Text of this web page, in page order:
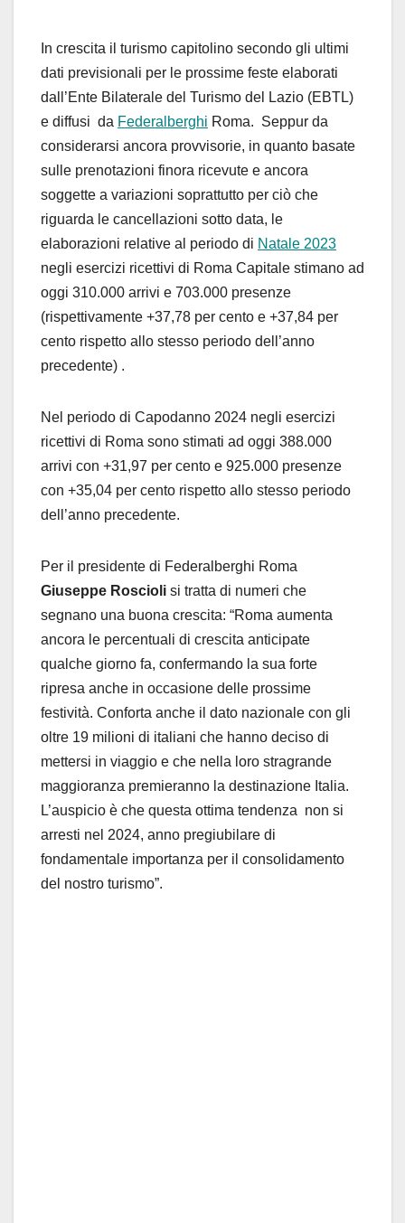
In crescita il turismo capitolino secondo gli ultimi
dati previsionali per le prossime feste elaborati
dall’Ente Bilaterale del Turismo del Lazio (EBTL)
e diffusi da Federalberghi Roma. Seppur da
considerarsi ancora provvisorie, in quanto basate
sulle prenotazioni finora ricevute e ancora
soggette a variazioni soprattutto per ciò che
riguarda le cancellazioni sotto data, le
elaborazioni relative al periodo di Natale 2023
negli esercizi ricettivi di Roma Capitale stimano ad
oggi 310.000 arrivi e 703.000 presenze
(rispettivamente +37,78 per cento e +37,84 per
cento rispetto allo stesso periodo dell’anno
precedente) .
Nel periodo di Capodanno 2024 negli esercizi
ricettivi di Roma sono stimati ad oggi 388.000
arrivi con +31,97 per cento e 925.000 presenze
con +35,04 per cento rispetto allo stesso periodo
dell’anno precedente.
Per il presidente di Federalberghi Roma
Giuseppe Roscioli si tratta di numeri che
segnano una buona crescita: “Roma aumenta
ancora le percentuali di crescita anticipate
qualche giorno fa, confermando la sua forte
ripresa anche in occasione delle prossime
festività. Conforta anche il dato nazionale con gli
oltre 19 milioni di italiani che hanno deciso di
mettersi in viaggio e che nella loro stragrande
maggioranza premieranno la destinazione Italia.
L’auspicio è che questa ottima tendenza non si
arresti nel 2024, anno pregiubilare di
fondamentale importanza per il consolidamento
del nostro turismo”.